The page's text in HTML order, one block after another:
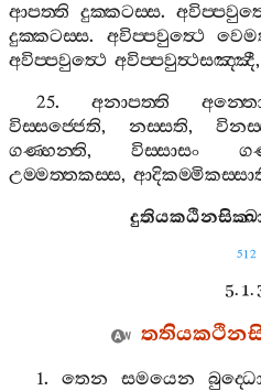
ආපත‍්ති දුක‍්කටස‍්ස.
දුක‍්කටස‍්ස. අවිප‍්පවුත්‍ථෙ
අවිප‍්පවුත්‍ථෙ අවිප‍්පවුත්‍ථසඤ‍්ඤී,
25. අනාපත‍්ති
විස‍්සජ‍්ජෙති, නස‍්සති,
ගණ‍්හන‍්ති, විස‍්සාසං
උම‍්මත‍්තකස‍්ස,
512
5. 1.
1. තෙන සමයෙන